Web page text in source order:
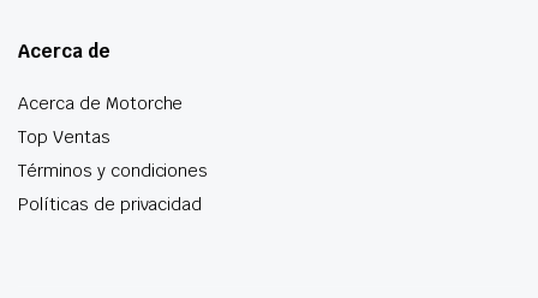
Acerca de
Acerca de Motorche
Top Ventas
Términos y condiciones
Políticas de privacidad